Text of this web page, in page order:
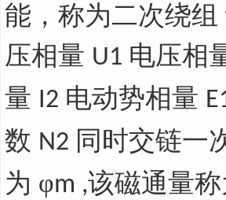
能，称为二次绕
压相量 U1 电压相
量 I2 电动势相量
数 N2 同时交链一
为 φm ,该磁通量